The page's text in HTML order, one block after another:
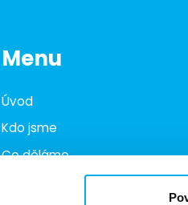
Menu
Úvod
Kdo jsme
Co děláme